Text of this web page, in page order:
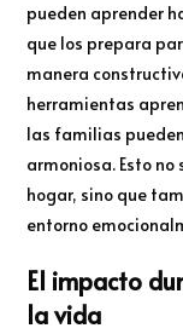
pueden aprender
que los prepara
manera
herramientas
las familias
armoniosa. Esto
hogar, sino que
entorno
El impacto
la vida